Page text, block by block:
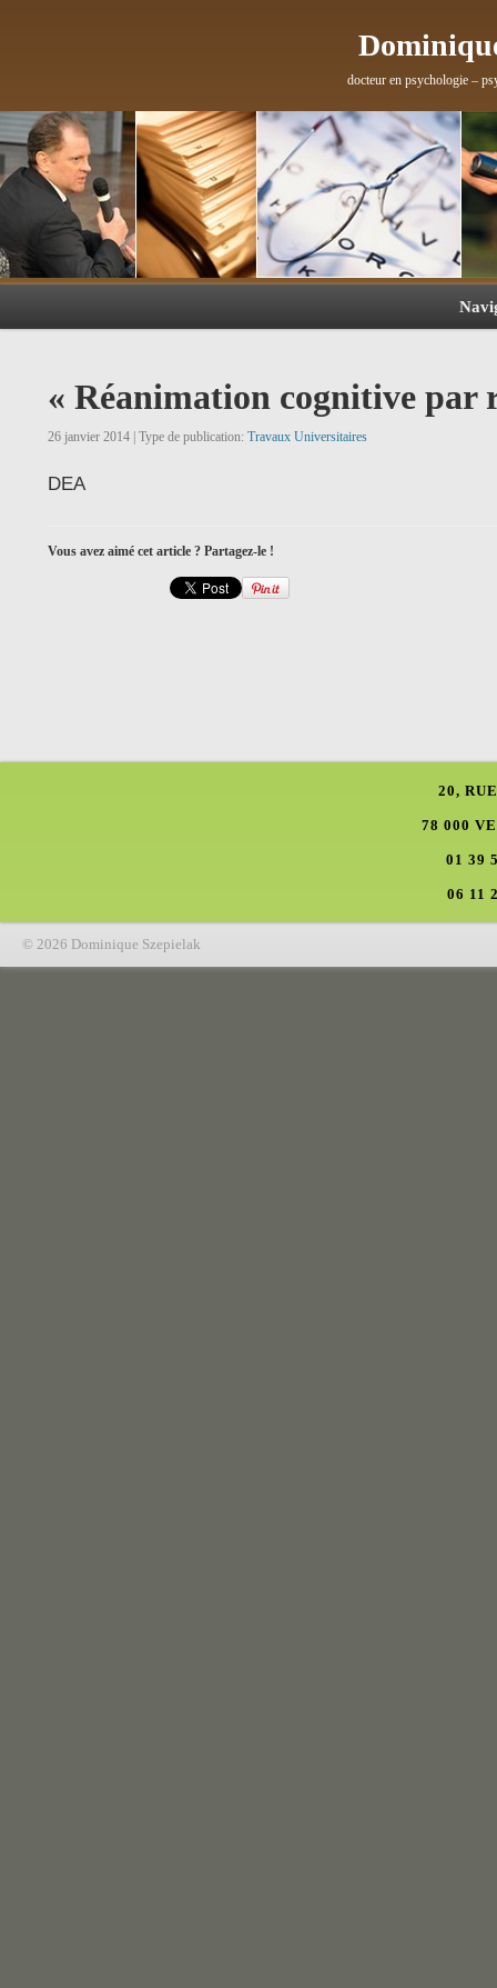
docteur en psychologie –
« Réanimation cognitive par
26 janvier 2014 | Type de publication: Travaux Universitaires
DEA
Vous avez aimé cet article ? Partagez-le !
20,
78 000
01 39
06 11
© 2026 Dominique Szepielak